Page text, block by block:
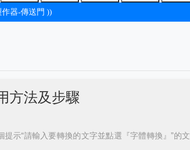
器-傳送門 ))
方法及步驟
示“請輸入要轉換的文字並點選『字體轉換』”的